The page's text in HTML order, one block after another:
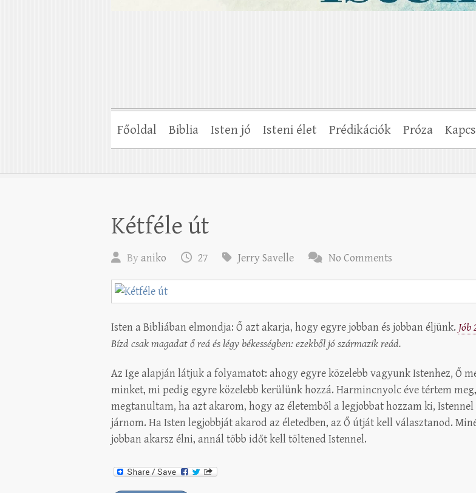
Főoldal Biblia Isten jó Isteni élet Prédikációk Próza
Kétféle út
By aniko 27 Jerry Savelle No Comments
Isten a Bibliában elmondja: Ő azt akarja, hogy egyre jobban és jobban éljünk. Jób
Bízd csak magadat ő reá és légy békességben: ezekből jó származik reád.
Az Ige alapján látjuk a folyamatot: ahogy egyre közelebb vagyunk Istenhez, Ő
minket, mi pedig egyre közelebb kerülünk hozzá. Harmincnyolc éve tértem
megtanultam, ha azt akarom, hogy az életemből a legjobbat hozzam ki,
járnom. Ha Isten legjobbját akarod az életedben, az Ő útját kell választanod.
jobban akarsz élni, annál több időt kell töltened Istennel.